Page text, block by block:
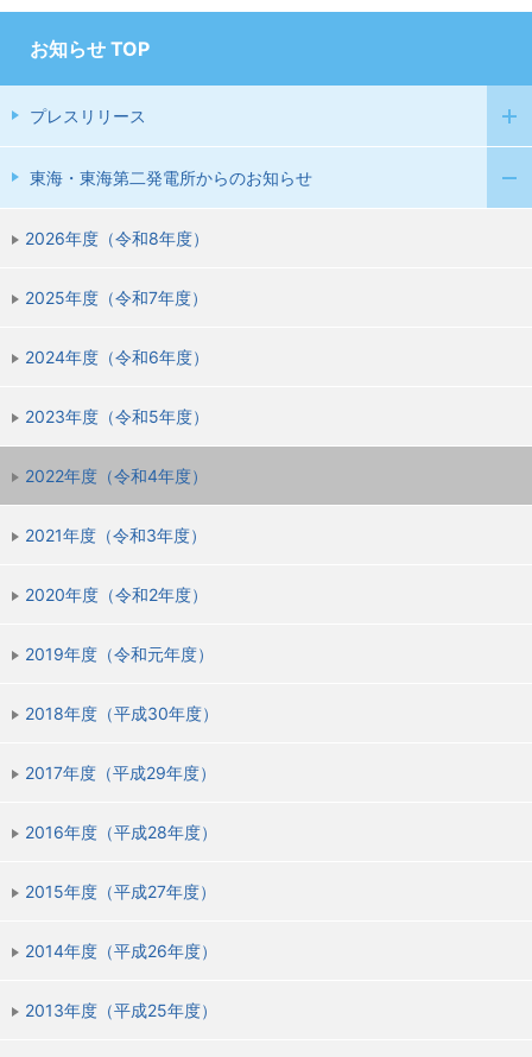
お知らせ TOP
プレスリリース
東海・東海第二発電所からのお知らせ
2026年度（令和8年度）
2025年度（令和7年度）
2024年度（令和6年度）
2023年度（令和5年度）
2022年度（令和4年度）
2021年度（令和3年度）
2020年度（令和2年度）
2019年度（令和元年度）
2018年度（平成30年度）
2017年度（平成29年度）
2016年度（平成28年度）
2015年度（平成27年度）
2014年度（平成26年度）
2013年度（平成25年度）